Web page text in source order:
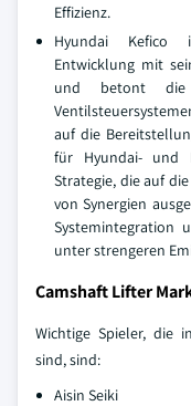
Effizienz.
Hyundai Kefico
Entwicklung mit
und betont die
auf die
für Hyundai- und
Strategie, die auf
von Synergien
Systemintegration
unter strengeren
Camshaft Lifter
Wichtige Spieler, die
sind, sind:
Aisin Seiki